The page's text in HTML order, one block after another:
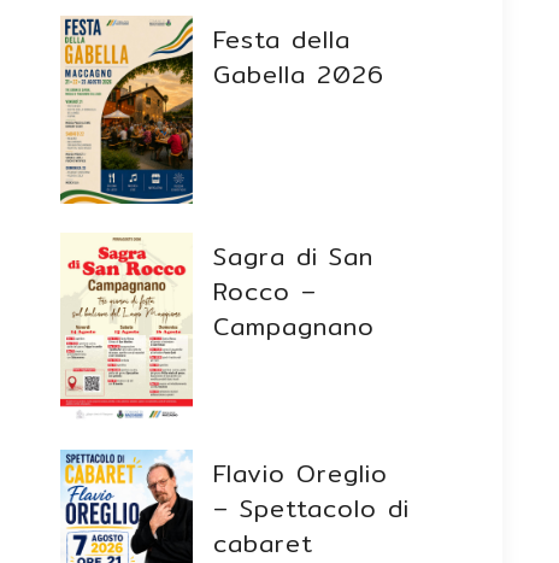
Festa della
Gabella 2026
Sagra di San
Rocco –
Campagnano
Flavio Oreglio
– Spettacolo di
cabaret